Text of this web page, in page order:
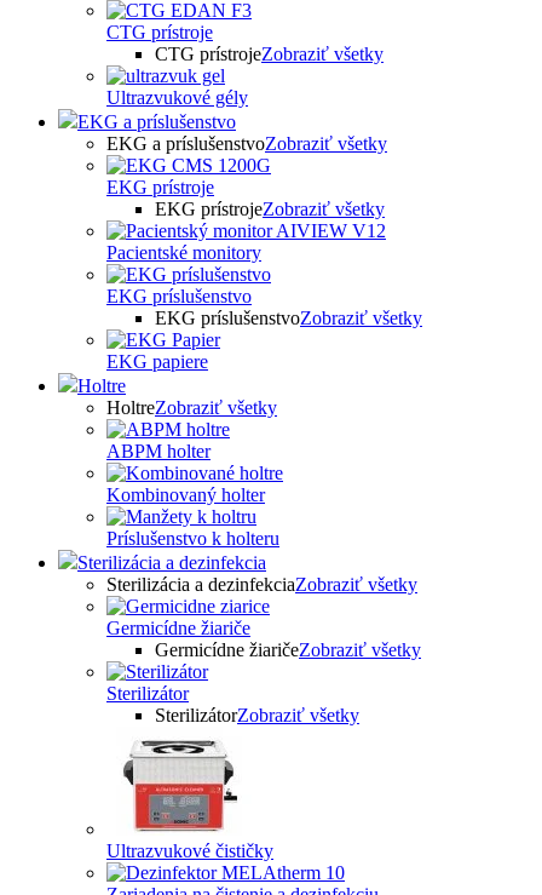
CTG prístroje
CTG prístrojeZobraziť všetky
Ultrazvukové gély
EKG a príslušenstvo
EKG a príslušenstvoZobraziť všetky
EKG prístroje
EKG prístrojeZobraziť všetky
Pacientské monitory
EKG príslušenstvo
EKG príslušenstvoZobraziť všetky
EKG papiere
Holtre
HoltreZobraziť všetky
ABPM holter
Kombinovaný holter
Príslušenstvo k holteru
Sterilizácia a dezinfekcia
Sterilizácia a dezinfekciaZobraziť všetky
Germicídne žiariče
Germicídne žiaričeZobraziť všetky
Sterilizátor
SterilizátorZobraziť všetky
Ultrazvukové čističky